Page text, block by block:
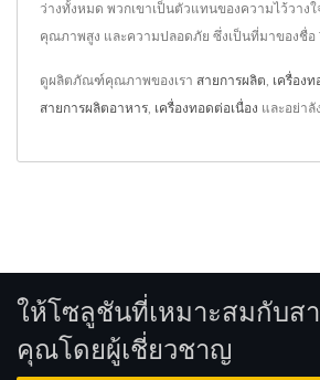
ว่างทั้งหมด พวกเขาเป็นตัวแทนของความไว้วางใ
คุณภาพสูง และความปลอดภัย ซึ่งเป็นที่มาของชื่อ
ดูผลิตภัณฑ์คุณภาพของเรา สายการผลิต เครื่อง
สายการผลิตอาหาร เครื่องทอดต่อเนื่อง และอย่าลั
ให้โซลูชันที่เหมาะสมกับส
คุณโดยผู้เชี่ยวชาญ